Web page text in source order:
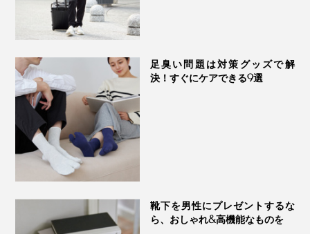
足臭い問題は対策グッズで解
決！すぐにケアできる9選
靴下を男性にプレゼントするな
ら、おしゃれ&高機能なものを